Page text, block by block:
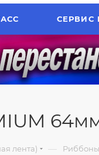
СЕРВИС
лента) —